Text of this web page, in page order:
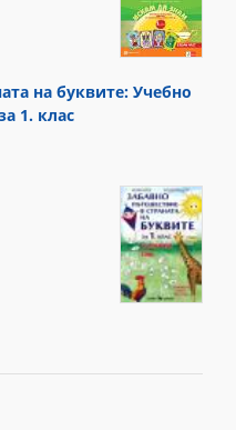
на буквите: Учебно
1. клас